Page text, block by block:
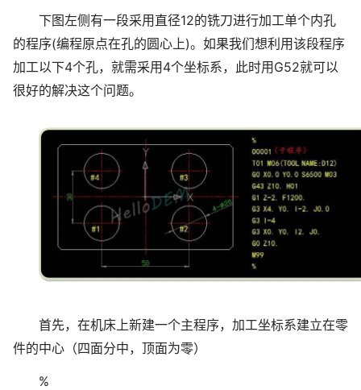
下图左侧有一段采用直径12的铣刀进行加工单个内孔
的程序(编程原点在孔的圆心上)。如果我们想利用该段程序
加工以下4个孔，就需采用4个坐标系，此时用G52就可以
很好的解决这个问题。
首先，在机床上新建一个主程序，加工坐标系建立在零
件的中心（四面分中，顶面为零）
%